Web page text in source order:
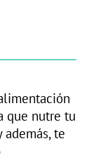
que nutre tu
además, te